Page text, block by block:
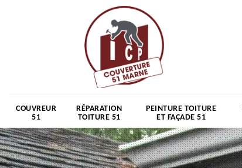
COUVREUR
51
RÉPARATION
TOITURE 51
PEINTURE TOITURE
ET FAÇADE 51